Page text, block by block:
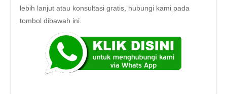
lebih lanjut atau konsultasi gratis, hubungi kami pada
tombol dibawah ini.